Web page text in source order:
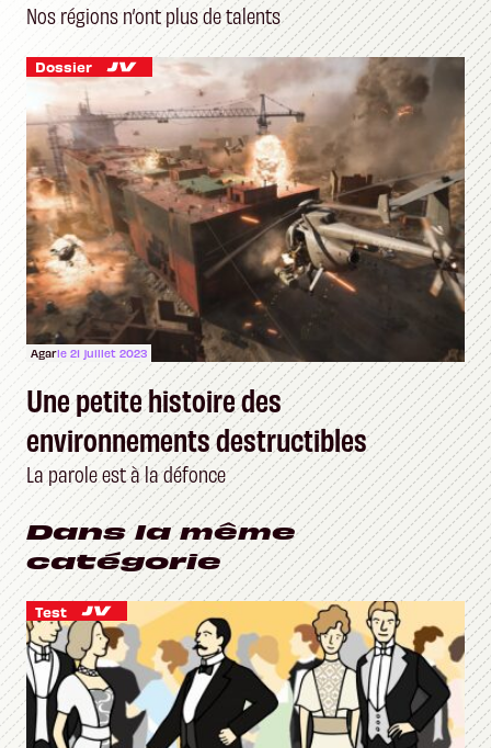
Nos régions n’ont plus de talents
Dossier
Agarle 21 juillet 2023
Une petite histoire des
environnements destructibles
La parole est à la défonce
Dans la même
catégorie
Test